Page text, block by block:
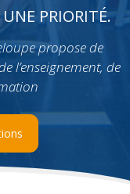
PRIORITÉ.
propose de
l’enseignement, de